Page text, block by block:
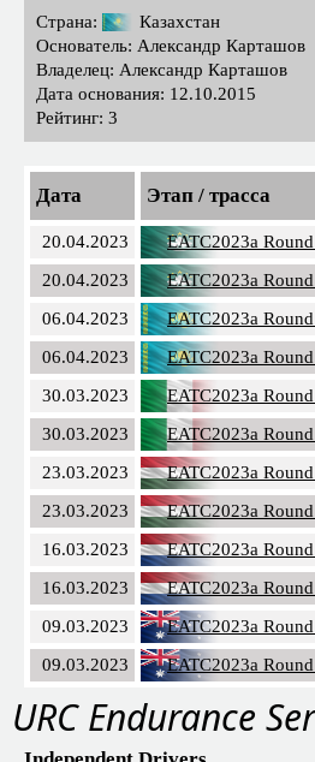
Страна:
Казахстан
Основатель: Александр Карташов
Владелец: Александр Карташов
Дата основания: 12.10.2015
Рейтинг: 3
Дата Этап / трасса
20.04.2023
EATC2023a
20.04.2023
EATC2023a
06.04.2023
EATC2023a
06.04.2023
EATC2023a
30.03.2023
EATC2023a
30.03.2023
EATC2023a
23.03.2023
EATC2023a
23.03.2023
EATC2023a
16.03.2023
EATC2023a
16.03.2023
EATC2023a
09.03.2023
EATC2023a
09.03.2023
EATC2023a
URC Endurance